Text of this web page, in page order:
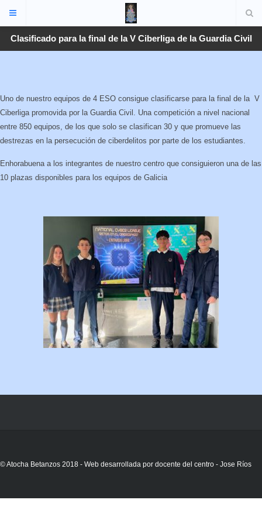
Clasificado para la final de la V Ciberliga de la Guardia Civil
Uno de nuestro equipos de 4 ESO consigue clasificarse para la final de la V
Ciberliga promovida por la Guardia Civil. Una competición a nivel nacional
entre 850 equipos, de los que solo se clasifican 30 y que promueve las
destrezas en la persecución de ciberdelitos por parte de los estudiantes.
Enhorabuena a los integrantes de nuestro centro que consiguieron una de las
10 plazas disponibles para los equipos de Galicia
© Atocha Betanzos 2018 - Web desarrollada por docente del centro - Jose Ríos